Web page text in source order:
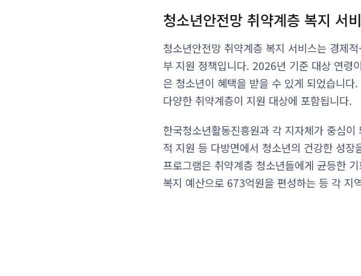
청소년안전망 취약계층 복지 서
청소년안전망 취약계층 복지 서비스는 경제
부 지원 정책입니다. 2026년 기준 대상 연령
은 청소년이 혜택을 받을 수 있게 되었습니
다양한 취약계층이 지원 대상에 포함됩니다.
한국청소년활동진흥원과 각 지자체가 중심
적 지원 등 다방면에서 청소년의 건강한 성
프로그램은 취약계층 청소년들에게 균등한
복지 예산으로 673억원을 편성하는 등 각 지